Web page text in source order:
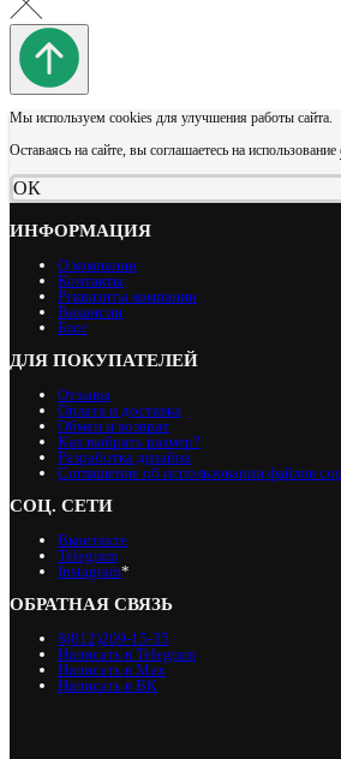
Мы используем cookies для улучшения работы сайта.
Оставаясь на сайте, вы соглашаетесь на использование
ОК
ИНФОРМАЦИЯ
О компании
Контакты
Реквизиты компании
Вакансии
Блог
ДЛЯ ПОКУПАТЕЛЕЙ
Отзывы
Оплата и доставка
Обмен и возврат
Как выбрать размер?
Разработка дизайна
Соглашение об использовании файлов
СОЦ. СЕТИ
Вконтакте
Telegram
Instagram*
ОБРАТНАЯ СВЯЗЬ
8(812)209-15-35
Написать в Telegram
Написать в Max
Написать в ВК